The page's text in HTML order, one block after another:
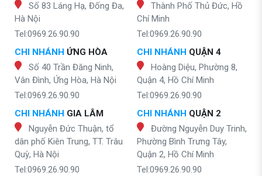
Số 83 Láng Hạ, Đống Đa,
Hà Nội
Tel:0969.26.90.90
CHI NHÁNH ỨNG HÒA
Số 40 Trần Đăng Ninh,
Vân Đình, Ứng Hòa, Hà Nội
Tel:0969.26.90.90
CHI NHÁNH GIA LÂM
Nguyễn Đức Thuận, tổ
dân phố Kiên Trung, TT. Trâu
Quỳ, Hà Nội
Tel:0969.26.90.90
Thành Phố Thủ Đức, Hồ
Chí Minh
Tel:0969.26.90.90
CHI NHÁNH QUẬN 4
Hoàng Diệu, Phường 8,
Quận 4, Hồ Chí Minh
Tel:0969.26.90.90
CHI NHÁNH QUẬN 2
Đường Nguyễn Duy Trinh,
Phường Bình Trưng Tây,
Quận 2, Hồ Chí Minh
Tel:0969.26.90.90